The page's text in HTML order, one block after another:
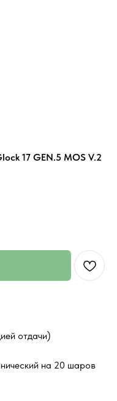
17 GEN.5 MOS V.2
отдачи)
на 20 шаров